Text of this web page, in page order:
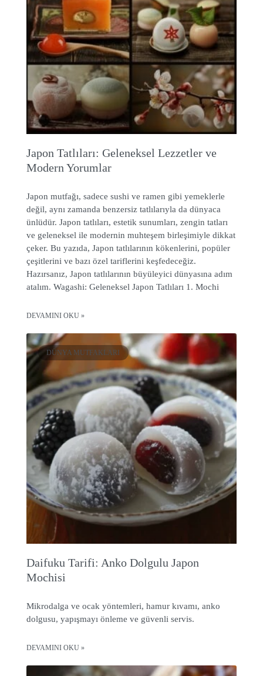
Japon Tatlıları: Geleneksel Lezzetler ve
Modern Yorumlar
Japon mutfağı, sadece sushi ve ramen gibi yemeklerle
değil, aynı zamanda benzersiz tatlılarıyla da dünyaca
ünlüdür. Japon tatlıları, estetik sunumları, zengin tatları
ve geleneksel ile modernin muhteşem birleşimiyle dikkat
çeker. Bu yazıda, Japon tatlılarının kökenlerini, popüler
çeşitlerini ve bazı özel tariflerini keşfedeceğiz.
Hazırsanız, Japon tatlılarının büyüleyici dünyasına adım
atalım. Wagashi: Geleneksel Japon Tatlıları 1. Mochi
DEVAMINI OKU »
DÜNYA MUTFAKLARI
Daifuku Tarifi: Anko Dolgulu Japon
Mochisi
Mikrodalga ve ocak yöntemleri, hamur kıvamı, anko
dolgusu, yapışmayı önleme ve güvenli servis.
DEVAMINI OKU »